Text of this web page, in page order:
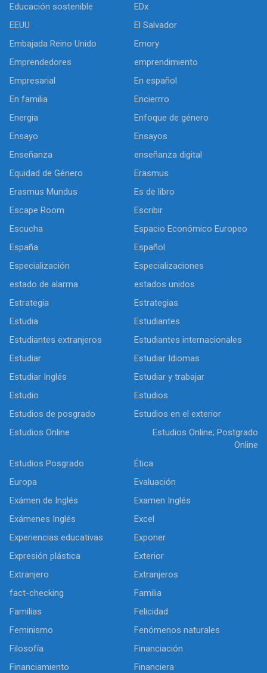
Educación sostenible
EDx
EEUU
El Salvador
Embajada Reino Unido
Emory
Emprendedores
emprendimiento
Empresarial
En español
En familia
Encierrro
Energia
Enfoque de género
Ensayo
Ensayos
Enseñanza
enseñanza digital
Equidad de Género
Erasmus
Erasmus Mundus
Es de libro
Escape Room
Escribir
Escucha
Espacio Económico Europeo
España
Español
Especialización
Especializaciones
estado de alarma
estados unidos
Estrategia
Estrategias
Estudia
Estudiantes
Estudiantes extranjeros
Estudiantes internacionales
Estudiar
Estudiar Idiomas
Estudiar Inglés
Estudiar y trabajar
Estudio
Estudios
Estudios de posgrado
Estudios en el exterior
Estudios Online
Estudios Online; Postgrado
Online
Estudios Posgrado
Ética
Europa
Evaluación
Exámen de Inglés
Examen Inglés
Exámenes Inglés
Excel
Experiencias educativas
Exponer
Expresión plástica
Exterior
Extranjero
Extranjeros
fact-checking
Familia
Familias
Felicidad
Feminismo
Fenómenos naturales
Filosofía
Financiación
Financiamiento
Financiera